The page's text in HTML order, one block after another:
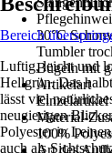
30°C
Tumbler
Bügeln mit
Artikelart
Einzelartikel
Material-
100%
Art des
Bereich
Luftig, leicht und
Hellgrün. Das
lässt viel
neugierigen
Polyester in
auch als